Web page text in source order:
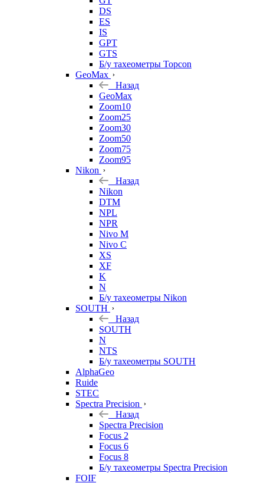
DS
ES
IS
GPT
GTS
Б/у тахеометры Topcon
GeoMax
Назад
GeoMax
Zoom10
Zoom25
Zoom30
Zoom50
Zoom75
Zoom95
Nikon
Назад
Nikon
DTM
NPL
NPR
Nivo M
Nivo C
XS
XF
K
N
Б/у тахеометры Nikon
SOUTH
Назад
SOUTH
N
NTS
Б/у тахеометры SOUTH
AlphaGeo
Ruide
STEC
Spectra Precision
Назад
Spectra Precision
Focus 2
Focus 6
Focus 8
Б/у тахеометры Spectra Precision
FOIF